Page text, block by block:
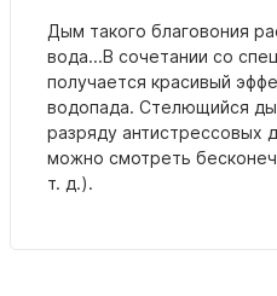
Дым такого благовония
вода...В сочетании со
получается красивый
водопада. Стелющийся
разряду антистрессовых
можно смотреть
т. д.).